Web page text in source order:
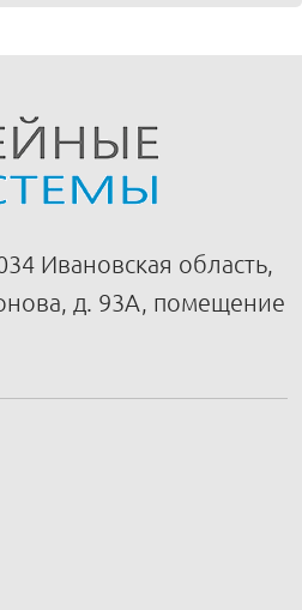
Ивановская область,
д. 93А, помещение